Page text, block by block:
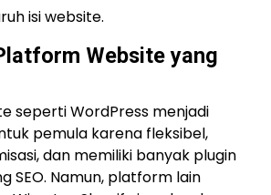
isi website.
Website yang
seperti WordPress menjadi
pemula karena fleksibel,
dan memiliki banyak plugin
SEO. Namun, platform lain